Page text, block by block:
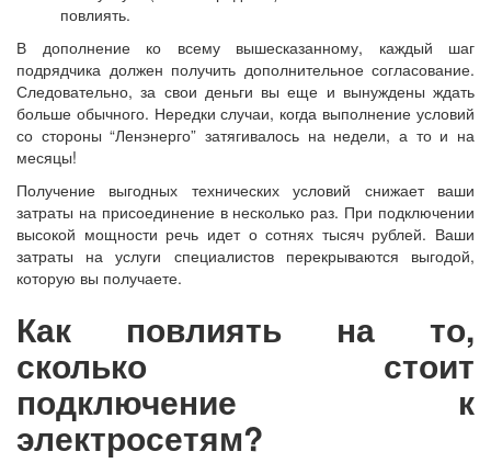
повлиять.
В дополнение ко всему вышесказанному, каждый шаг
подрядчика должен получить дополнительное согласование.
Следовательно, за свои деньги вы еще и вынуждены ждать
больше обычного. Нередки случаи, когда выполнение условий
со стороны “Ленэнерго” затягивалось на недели, а то и на
месяцы!
Получение выгодных технических условий снижает ваши
затраты на присоединение в несколько раз. При подключении
высокой мощности речь идет о сотнях тысяч рублей. Ваши
затраты на услуги специалистов перекрываются выгодой,
которую вы получаете.
Как повлиять на то,
сколько стоит
подключение к
электросетям?